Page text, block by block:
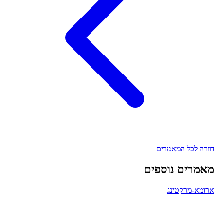
חזרה לכל המאמרים
מאמרים נוספים
ארומא-מרקטינג